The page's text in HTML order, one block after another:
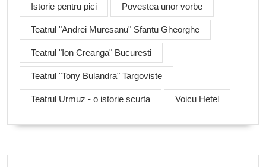
Istorie pentru pici Povestea unor vorbe
Teatrul "Andrei Muresanu" Sfantu Gheorghe
Teatrul "Ion Creanga" Bucuresti
Teatrul "Tony Bulandra" Targoviste
Teatrul Urmuz - o istorie scurta Voicu Hetel